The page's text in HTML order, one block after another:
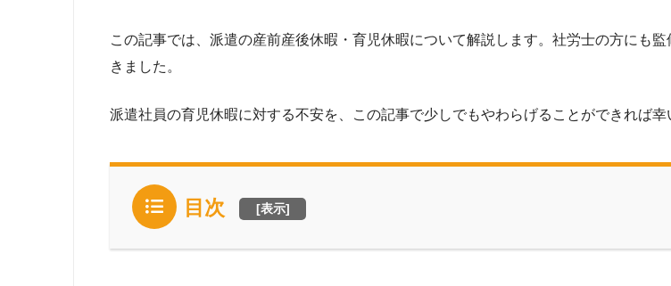
この記事では、派遣の産前産後休暇・育児休暇について解説します。社労士の方にも監
きました。
派遣社員の育児休暇に対する不安を、この記事で少しでもやわらげることができれば幸
目次 [表示]